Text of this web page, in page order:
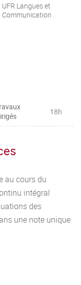
UFR Langues et
Communication
18h
au cours du
intégral
des
une note unique